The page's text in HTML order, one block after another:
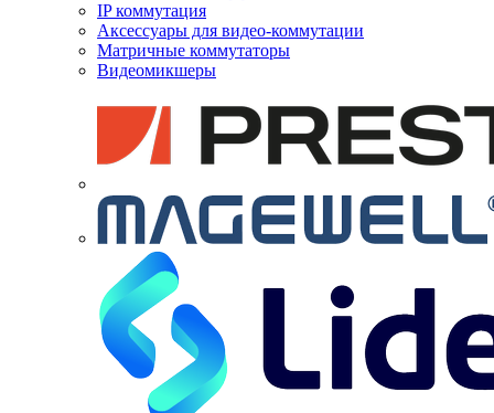
IP коммутация
Аксессуары для видео-коммутации
Матричные коммутаторы
Видеомикшеры